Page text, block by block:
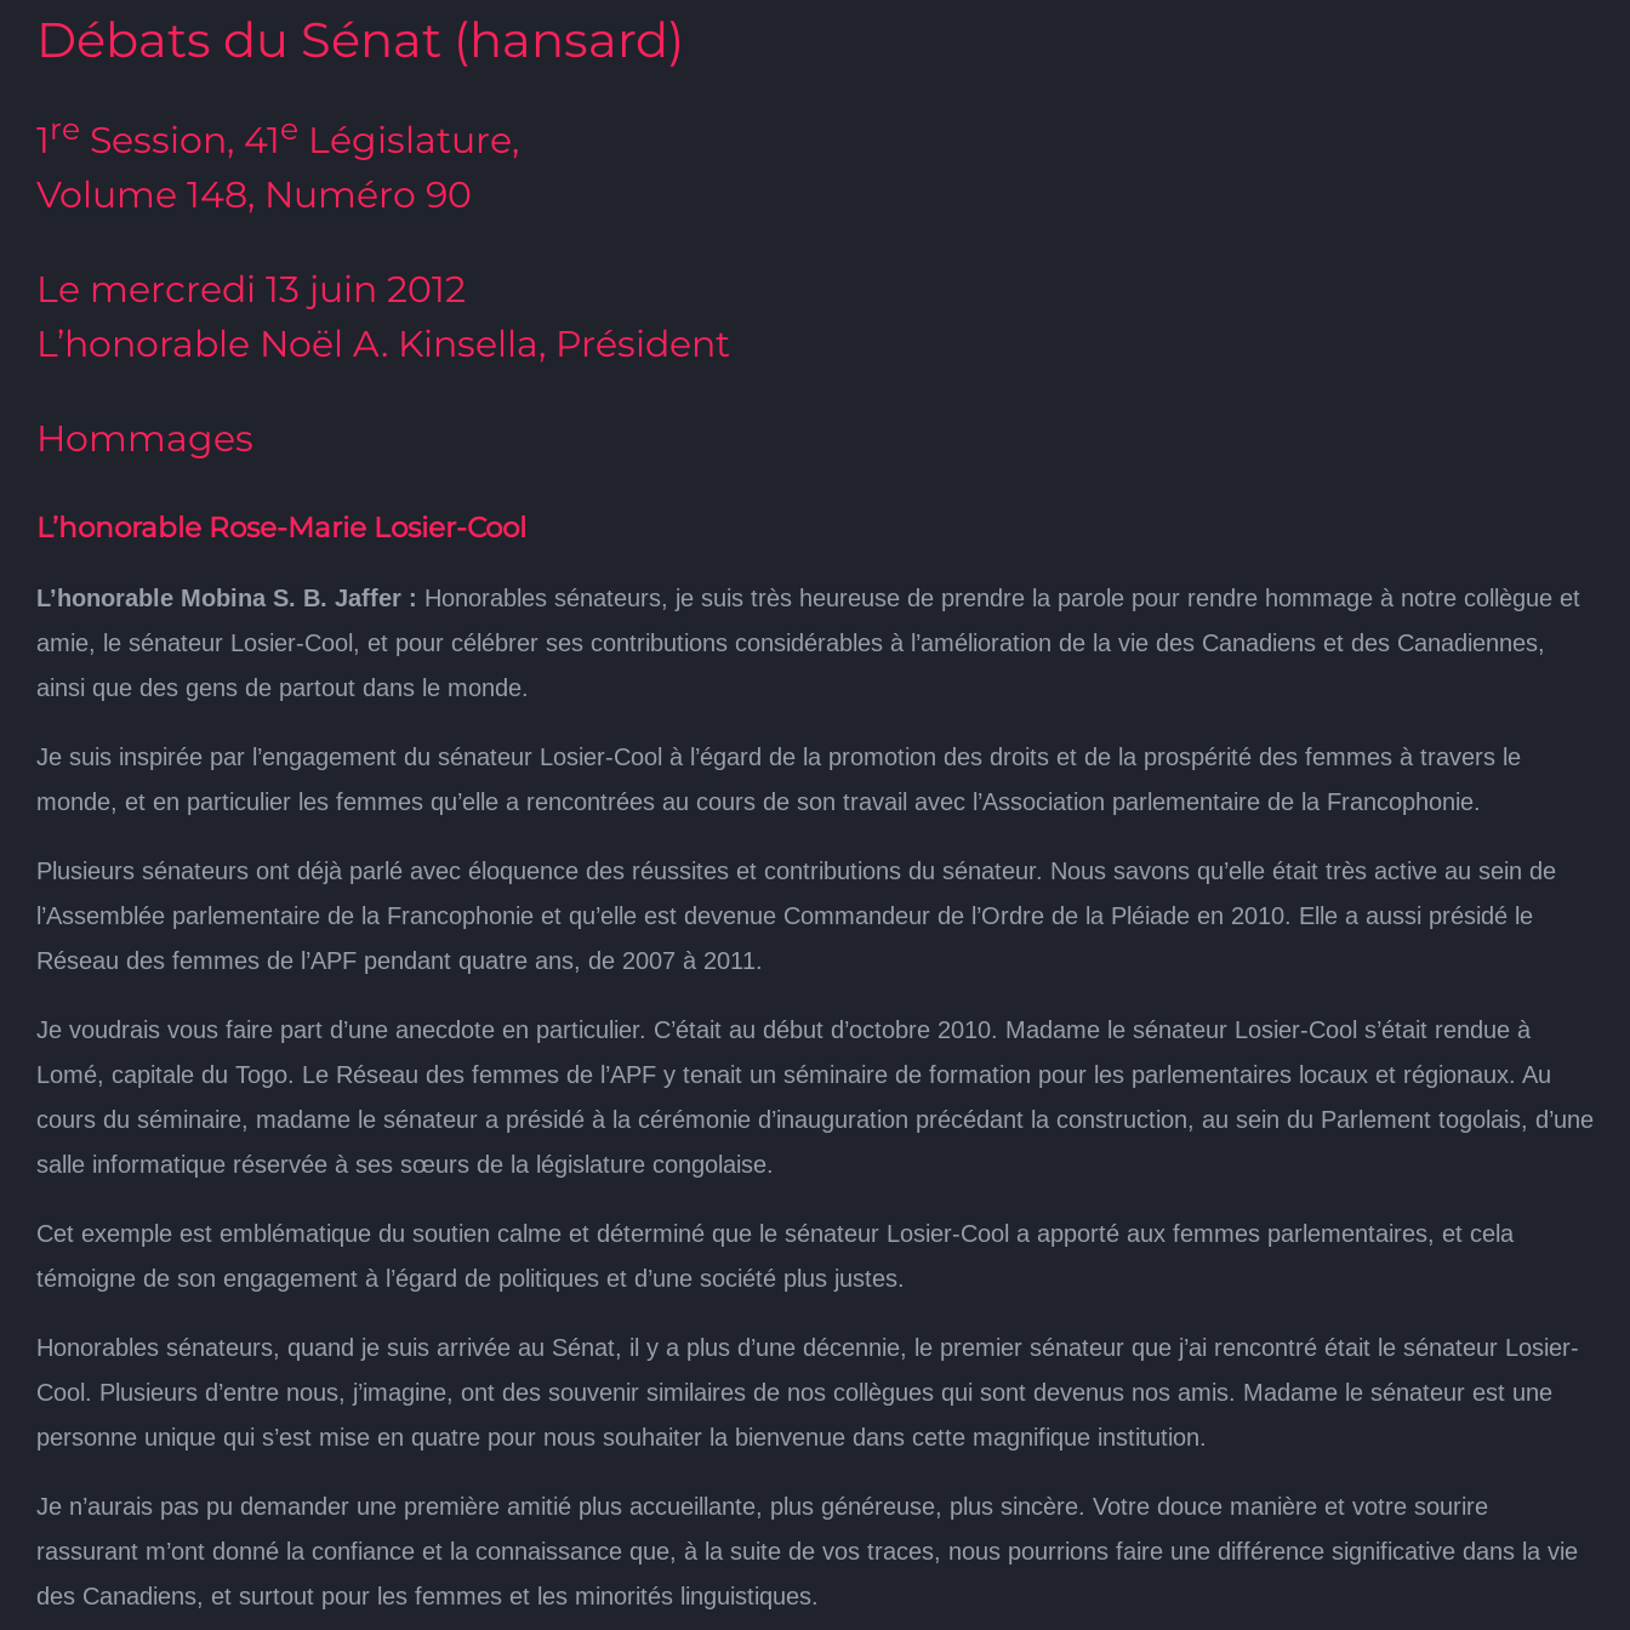
Débats du Sénat (hansard)
1re Session, 41e Législature,
Volume 148, Numéro 90
Le mercredi 13 juin 2012
L’honorable Noël A. Kinsella, Président
Hommages
L’honorable Rose-Marie Losier-Cool
L’honorable Mobina S. B. Jaffer : Honorables sénateurs, je suis très heureuse de prendre la parole pour rendre hommage à notre collègue et
amie, le sénateur Losier-Cool, et pour célébrer ses contributions considérables à l’amélioration de la vie des Canadiens et des Canadiennes,
ainsi que des gens de partout dans le monde.
Je suis inspirée par l’engagement du sénateur Losier-Cool à l’égard de la promotion des droits et de la prospérité des femmes à travers le
monde, et en particulier les femmes qu’elle a rencontrées au cours de son travail avec l’Association parlementaire de la Francophonie.
Plusieurs sénateurs ont déjà parlé avec éloquence des réussites et contributions du sénateur. Nous savons qu’elle était très active au sein de
l’Assemblée parlementaire de la Francophonie et qu’elle est devenue Commandeur de l’Ordre de la Pléiade en 2010. Elle a aussi présidé le
Réseau des femmes de l’APF pendant quatre ans, de 2007 à 2011.
Je voudrais vous faire part d’une anecdote en particulier. C’était au début d’octobre 2010. Madame le sénateur Losier-Cool s’était rendue à
Lomé, capitale du Togo. Le Réseau des femmes de l’APF y tenait un séminaire de formation pour les parlementaires locaux et régionaux. Au
cours du séminaire, madame le sénateur a présidé à la cérémonie d’inauguration précédant la construction, au sein du Parlement togolais, d’une
salle informatique réservée à ses sœurs de la législature congolaise.
Cet exemple est emblématique du soutien calme et déterminé que le sénateur Losier-Cool a apporté aux femmes parlementaires, et cela
témoigne de son engagement à l’égard de politiques et d’une société plus justes.
Honorables sénateurs, quand je suis arrivée au Sénat, il y a plus d’une décennie, le premier sénateur que j’ai rencontré était le sénateur Losier-
Cool. Plusieurs d’entre nous, j’imagine, ont des souvenir similaires de nos collègues qui sont devenus nos amis. Madame le sénateur est une
personne unique qui s’est mise en quatre pour nous souhaiter la bienvenue dans cette magnifique institution.
Je n’aurais pas pu demander une première amitié plus accueillante, plus généreuse, plus sincère. Votre douce manière et votre sourire
rassurant m’ont donné la confiance et la connaissance que, à la suite de vos traces, nous pourrions faire une différence significative dans la vie
des Canadiens, et surtout pour les femmes et les minorités linguistiques.